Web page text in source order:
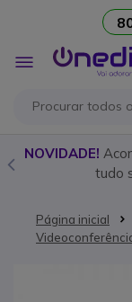
Alternar
Nav
NOVIDADE!
tudo
Página inicial